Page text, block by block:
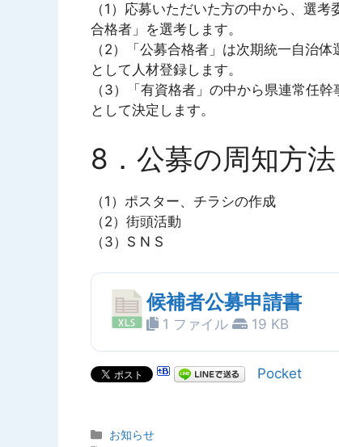
（1）応募いただいた方の中から、選
合格者」を選考します。
（2）「公募合格者」は次期統一自治
として人材登録します。
（3）「有資格者」の中から県連常任
として決定します。
8．公募の周知方法
（1）ポスター、チラシの作成
（2）街頭活動
（3）S N S
候補者公募申請書
1 ファイル 19 KB
Pocket
カ
お知らせ